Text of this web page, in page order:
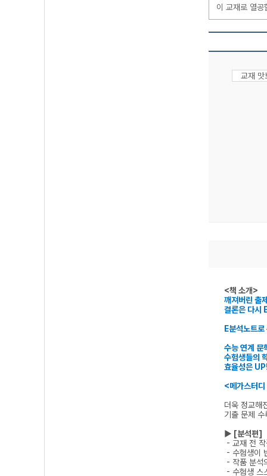
이 교재로 열
교재
<책 소개>
깨져버린 출
결론은 다시
E분석노트
수능 연계 문
수험생들의
효율성은
<메가스터
더욱 정교해
기출 문제
▶ [분석편]
- 교재 전
- 수험생이
- 작품 분석
- 수험생 스